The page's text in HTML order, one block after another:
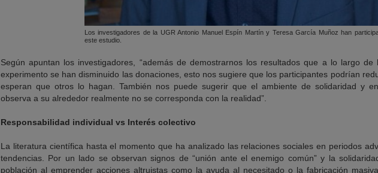
Los investigadores de la UGR Antonio Manuel Espín Martín y Teresa García Muñoz han
este estudio.
Según apuntan los investigadores, “además de demostrarnos los resultados que a lo largo
experimento se han disminuido las donaciones, esto nos sugiere que los participantes podrían
esperan que otros lo hagan. También nos puede sugerir que el ambiente de solidaridad y
observa a su alrededor realmente no se corresponda con la realidad”.
Responsabilidad individual vs Interés colectivo
La literatura científica hasta el momento que ha analizado las relaciones sociales en periodos
tendencias. Por un lado se observan signos de “unión ante el enemigo común” y la
población al emprender acciones altruistas como la ayuda al necesitado o la fabricación